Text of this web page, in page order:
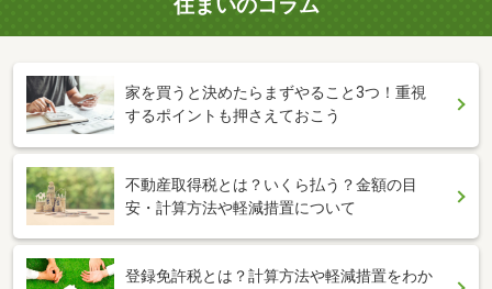
家を買うと決めたらまずやること3つ！重視
するポイントも押さえておこう
不動産取得税とは？いくら払う？金額の目
安・計算方法や軽減措置について
登録免許税とは？計算方法や軽減措置をわか